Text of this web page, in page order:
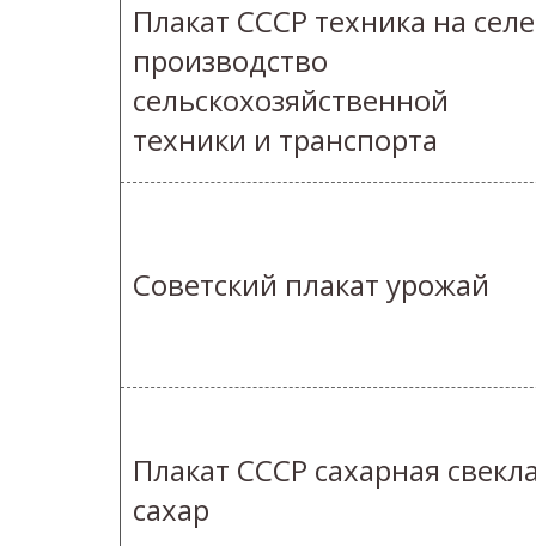
Плакат СССР техника на селе
производство
сельскохозяйственной
техники и транспорта
Советский плакат урожай
Плакат СССР сахарная
сахар